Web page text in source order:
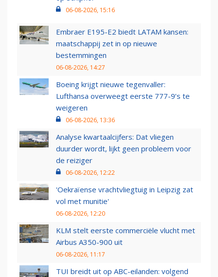
06-08-2026, 15:16
Embraer E195-E2 biedt LATAM kansen:
maatschappij zet in op nieuwe
bestemmingen
06-08-2026, 14:27
Boeing krijgt nieuwe tegenvaller:
Lufthansa overweegt eerste 777-9’s te
weigeren
06-08-2026, 13:36
Analyse kwartaalcijfers: Dat vliegen
duurder wordt, lijkt geen probleem voor
de reiziger
06-08-2026, 12:22
'Oekraïense vrachtvliegtuig in Leipzig zat
vol met munitie'
06-08-2026, 12:20
KLM stelt eerste commerciële vlucht met
Airbus A350-900 uit
06-08-2026, 11:17
TUI breidt uit op ABC-eilanden: volgend